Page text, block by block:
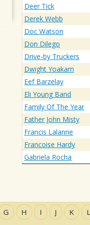
Deer Tick
Derek Webb
Doc Watson
Don Dilego
Drive-by Truckers
Dwight Yoakam
Eef Barzelay
Eli Young Band
Family Of The Year
Father John Misty
Francis Lalanne
Francoise Hardy
Gabriela Rocha
G H I J K L